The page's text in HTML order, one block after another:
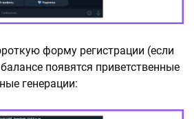
форму регистрации (если
появятся приветственные
генерации: